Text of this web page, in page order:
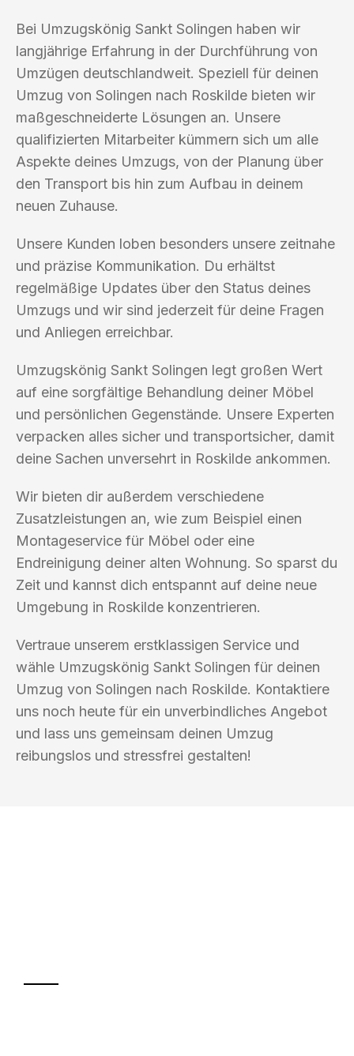
Bei Umzugskönig Sankt Solingen haben wir
langjährige Erfahrung in der Durchführung von
Umzügen deutschlandweit. Speziell für deinen
Umzug von Solingen nach Roskilde bieten wir
maßgeschneiderte Lösungen an. Unsere
qualifizierten Mitarbeiter kümmern sich um alle
Aspekte deines Umzugs, von der Planung über
den Transport bis hin zum Aufbau in deinem
neuen Zuhause.
Unsere Kunden loben besonders unsere zeitnahe
und präzise Kommunikation. Du erhältst
regelmäßige Updates über den Status deines
Umzugs und wir sind jederzeit für deine Fragen
und Anliegen erreichbar.
Umzugskönig Sankt Solingen legt großen Wert
auf eine sorgfältige Behandlung deiner Möbel
und persönlichen Gegenstände. Unsere Experten
verpacken alles sicher und transportsicher, damit
deine Sachen unversehrt in Roskilde ankommen.
Wir bieten dir außerdem verschiedene
Zusatzleistungen an, wie zum Beispiel einen
Montageservice für Möbel oder eine
Endreinigung deiner alten Wohnung. So sparst du
Zeit und kannst dich entspannt auf deine neue
Umgebung in Roskilde konzentrieren.
Vertraue unserem erstklassigen Service und
wähle Umzugskönig Sankt Solingen für deinen
Umzug von Solingen nach Roskilde. Kontaktiere
uns noch heute für ein unverbindliches Angebot
und lass uns gemeinsam deinen Umzug
reibungslos und stressfrei gestalten!